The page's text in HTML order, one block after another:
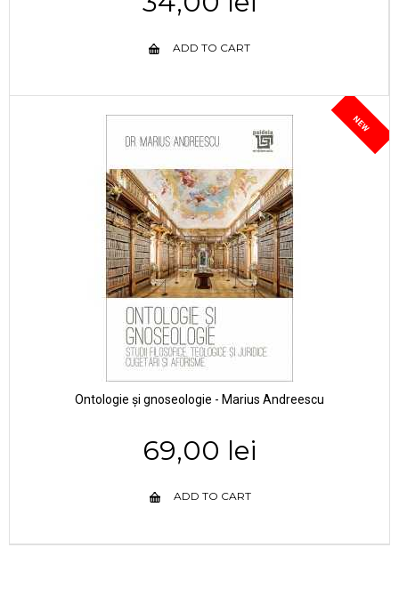
ADD TO CART
NEW
Ontologie și gnoseologie - Marius Andreescu
69,00 lei
ADD TO CART